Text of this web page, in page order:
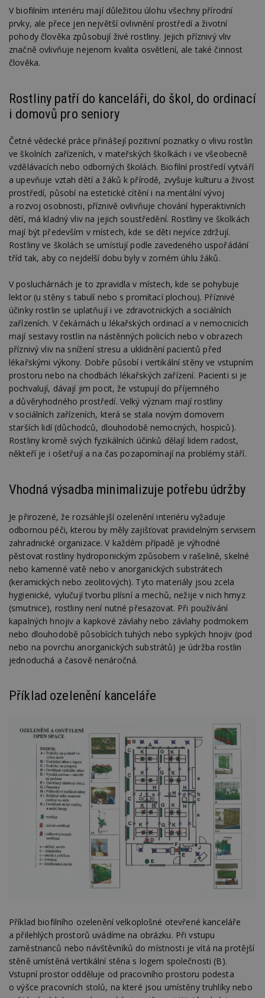
V biofilním interiéru mají důležitou úlohu všechny přírodní
prvky, ale přece jen největší ovlivnění prostředí a životní
pohody člověka způsobují živé rostliny. Jejich příznivý vliv
značně ovlivňuje nejenom kvalita osvětlení, ale také činnost
člověka.
Rostliny patří do kanceláři, do škol, do ordinací
i domovů pro seniory
Četné vědecké práce přinášejí pozitivní poznatky o vlivu rostlin
ve školních zařízeních, v mateřských školkách i ve všeobecně
vzdělávacích nebo odborných školách. Biofilní prostředí vytváří
a upevňuje vztah dětí a žáků k přírodě, zvyšuje kulturu a živost
prostředí, působí na estetické cítění i na mentální vývoj
a rozvoj osobnosti, příznivě ovlivňuje chování hyperaktivních
dětí, má kladný vliv na jejich soustředění. Rostliny ve školkách
mají být především v místech, kde se děti nejvíce zdržují.
Rostliny ve školách se umísťují podle zavedeného uspořádání
tříd tak, aby co nejdelší dobu byly v zorném úhlu žáků.
V posluchárnách je to zpravidla v místech, kde se pohybuje
lektor (u stěny s tabulí nebo s promítací plochou). Příznivé
účinky rostlin se uplatňují i ve zdravotnických a sociálních
zařízeních. V čekárnách u lékařských ordinací a v nemocnicích
mají sestavy rostlin na nástěnných policích nebo v obrazech
příznivý vliv na snížení stresu a uklidnění pacientů před
lékařskými výkony. Dobře působí i vertikální stěny ve vstupním
prostoru nebo na chodbách lékařských zařízení. Pacienti si je
pochvalují, dávají jim pocit, že vstupují do příjemného
a důvěryhodného prostředí. Velký význam mají rostliny
v sociálních zařízeních, která se stala novým domovem
starších lidí (důchodců, dlouhodobě nemocných, hospiců).
Rostliny kromě svých fyzikálních účinků dělají lidem radost,
někteří je i ošetřují a na čas pozapomínají na problémy stáří.
Vhodná výsadba minimalizuje potřebu údržby
Je přirozené, že rozsáhlejší ozelenění interiéru vyžaduje
odbornou péči, kterou by měly zajišťovat pravidelným servisem
zahradnické organizace. V každém případě je výhodné
pěstovat rostliny hydroponickým způsobem v rašelině, skelné
nebo kamenné vatě nebo v anorganických substrátech
(keramických nebo zeolitových). Tyto materiály jsou zcela
hygienické, vylučují tvorbu plísní a mechů, nežije v nich hmyz
(smutnice), rostliny není nutné přesazovat. Při používání
kapalných hnojiv a kapkové závlahy nebo závlahy podmokem
nebo dlouhodobě působících tuhých nebo sypkých hnojiv (pod
nebo na povrchu anorganických substrátů) je údržba rostlin
jednoduchá a časově nenáročná.
Příklad ozelenění kanceláře
Příklad biofilního ozelenění velkoplošné otevřené kanceláře
a přilehlých prostorů uvádíme na obrázku. Při vstupu
zaměstnanců nebo návštěvníků do místnosti je vítá na protější
stěně umístěná vertikální stěna s logem společnosti (B).
Vstupní prostor odděluje od pracovního prostoru podesta
o výšce pracovních stolů, na které jsou umístěny truhlíky nebo